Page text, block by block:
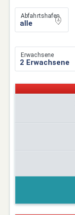
Abfahrtshafen
Erwachsene